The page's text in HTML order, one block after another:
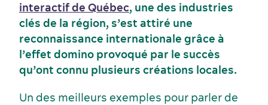
interactif de Québec, une des industries
clés de la région, s’est attiré une
reconnaissance internationale grâce à
l’effet domino provoqué par le succès
qu’ont connu plusieurs créations locales.
Un des meilleurs exemples pour parler de